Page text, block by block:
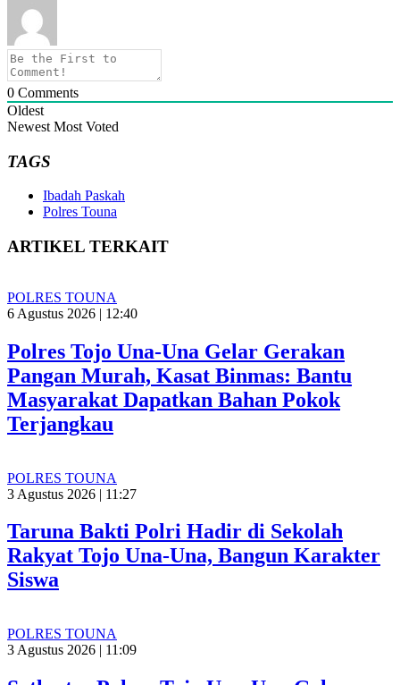
0 Comments
Oldest
Newest Most Voted
TAGS
Ibadah Paskah
Polres Touna
ARTIKEL TERKAIT
POLRES TOUNA
6 Agustus 2026 | 12:40
Polres Tojo Una-Una Gelar Gerakan
Pangan Murah, Kasat Binmas: Bantu
Masyarakat Dapatkan Bahan Pokok
Terjangkau
POLRES TOUNA
3 Agustus 2026 | 11:27
Taruna Bakti Polri Hadir di Sekolah
Rakyat Tojo Una-Una, Bangun Karakter
Siswa
POLRES TOUNA
3 Agustus 2026 | 11:09